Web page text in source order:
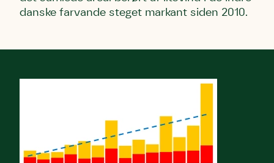
danske farvande steget markant siden 2010.